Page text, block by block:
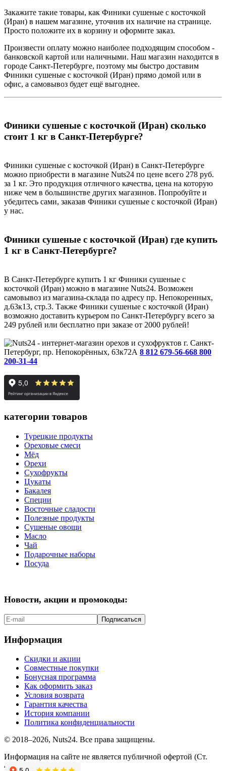
Закажите такие товары, как Финики сушеные с косточкой
(Иран) в нашем магазине, уточнив их наличие на странице.
Просто положите их в корзину и оформите заказ.
Произвести оплату можно наиболее подходящим способом -
банковской картой или наличными. Наш магазин находится в
городе Санкт-Петербурге, поэтому мы быстро доставим
Финики сушеные с косточкой (Иран) прямо домой или в
офис, а самовывоз будет ещё выгоднее.
Финики сушеные с косточкой (Иран) сколько
стоит 1 кг в Санкт-Петербурге?
Финики сушеные с косточкой (Иран) в Санкт-Петербурге
можно приобрести в магазине Nuts24 по цене всего 278 руб.
за 1 кг. Это продукция отличного качества, цена на которую
ниже чем в большинстве других магазинов. Попробуйте и
убедитесь сами, заказав Финики сушеные с косточкой (Иран)
у нас.
Финики сушеные с косточкой (Иран) где купить
1 кг в Санкт-Петербурге?
В Санкт-Петербурге купить 1 кг Финики сушеные с
косточкой (Иран) можно в магазине Nuts24. Возможен
самовывоз из магазина-склада по адресу пр. Непокоренных,
д.63к13, стр.3. Также Финики сушеные с косточкой (Иран)
возможно доставить курьером по Санкт-Петербургу всего за
249 рублей или бесплатно при заказе от 2000 рублей!
г. Санкт-
Петербург, пр. Непокорённых, 63к72А 8 812 679-56-668 800
200-31-44
категории товаров
Турецкие продукты
Ореховые смеси
Мёд
Орехи
Сухофрукты
Цукаты
Бакалея
Специи
Восточные сладости
Полезные продукты
Сушеные овощи
Масло
Чай
Подарочные наборы
Посуда
Новости, акции и промокоды:
Подписаться
Информация
Скидки и акции
Совместные покупки
Бонусная программа
Как оформить заказ
Условия возврата
Гарантия качества
История компании
Политика конфиденциальности
© 2018–2026, Nuts24. Все права защищены.
Информация на сайте не является публичной офертой (Ст.
437.2 ГК РФ).